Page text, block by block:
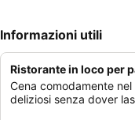
Informazioni utili
Ristorante in loco per
Cena comodamente
deliziosi senza dover